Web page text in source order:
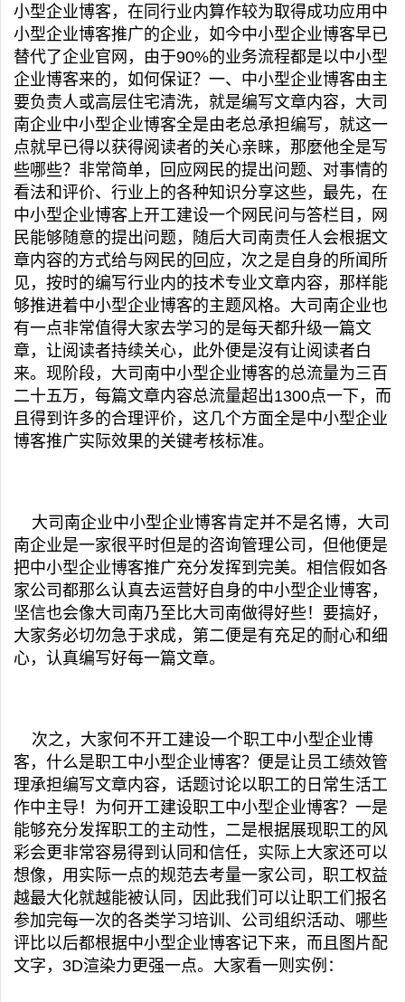
小型企业博客，在同行业内算作较为取得成功应用中
小型企业博客推广的企业，如今中小型企业博客早已
替代了企业官网，由于90%的业务流程都是以中小型
企业博客来的，如何保证？一、中小型企业博客由主
要负责人或高层住宅清洗，就是编写文章内容，大司
南企业中小型企业博客全是由老总承担编写，就这一
点就早已得以获得阅读者的关心亲睐，那麼他全是写
些哪些？非常简单，回应网民的提出问题、对事情的
看法和评价、行业上的各种知识分享这些，最先，在
中小型企业博客上开工建设一个网民问与答栏目，网
民能够随意的提出问题，随后大司南责任人会根据文
章内容的方式给与网民的回应，次之是自身的所闻所
见，按时的编写行业内的技术专业文章内容，那样能
够推进着中小型企业博客的主题风格。大司南企业也
有一点非常值得大家去学习的是每天都升级一篇文
章，让阅读者持续关心，此外便是沒有让阅读者白
来。现阶段，大司南中小型企业博客的总流量为三百
二十五万，每篇文章内容总流量超出1300点一下，而
且得到许多的合理评价，这几个方面全是中小型企业
博客推广实际效果的关键考核标准。
大司南企业中小型企业博客肯定并不是名博，大司
南企业是一家很平时但是的咨询管理公司，但他便是
把中小型企业博客推广充分发挥到完美。相信假如各
家公司都那么认真去运营好自身的中小型企业博客，
坚信也会像大司南乃至比大司南做得好些！要搞好，
大家务必切勿急于求成，第二便是有充足的耐心和细
心，认真编写好每一篇文章。
次之，大家何不开工建设一个职工中小型企业博
客，什么是职工中小型企业博客？便是让员工绩效管
理承担编写文章内容，话题讨论以职工的日常生活工
作中主导！为何开工建设职工中小型企业博客？一是
能够充分发挥职工的主动性，二是根据展现职工的风
彩会更非常容易得到认同和信任，实际上大家还可以
想像，用实际一点的规范去考量一家公司，职工权益
越最大化就越能被认同，因此我们可以让职工们报名
参加完每一次的各类学习培训、公司组织活动、哪些
评比以后都根据中小型企业博客记下来，而且图片配
文字，3D渲染力更强一点。大家看一则实例：